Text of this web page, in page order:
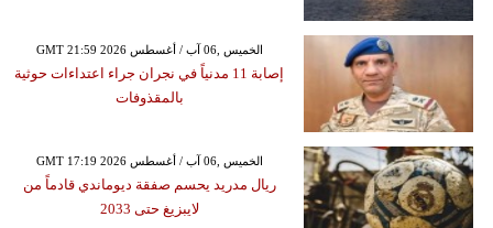
GMT 21:59 2026 الخميس ,06 آب / أغسطس
إصابة 11 مدنياً في نجران جراء اعتداءات حوثية
بالمقذوفات
GMT 17:19 2026 الخميس ,06 آب / أغسطس
ريال مدريد يحسم صفقة ديوماندي قادماً من
لايبزيغ حتى 2033